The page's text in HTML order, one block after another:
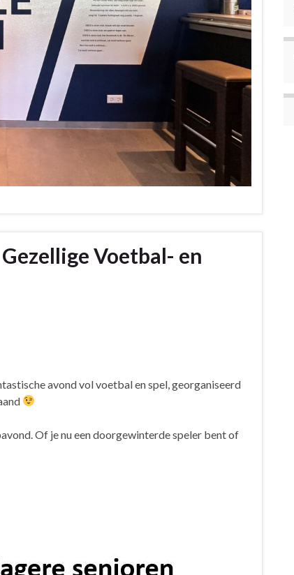
Voetbal- en
avond vol voetbal en spel, georganiseerd
Of je nu een doorgewinterde speler bent of